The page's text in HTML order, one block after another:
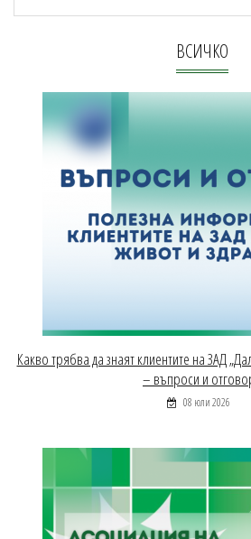
ВСИЧКО
Какво трябва да знаят клиентите на ЗАД
– въпроси и
08 юли 2026